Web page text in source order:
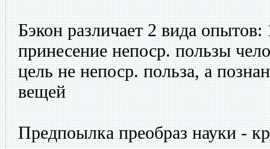
Бэкон различает 2 вида
принесение непоср. пользы
цель не непоср. польза, а
вещей
Предпоылка преобраз науки -